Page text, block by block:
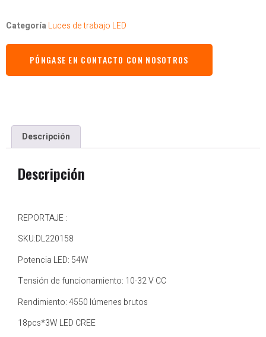
Categoría Luces de trabajo LED
PÓNGASE EN CONTACTO CON NOSOTROS
Descripción
Descripción
REPORTAJE :
SKU:DL220158
Potencia LED: 54W
Tensión de funcionamiento: 10-32 V CC
Rendimiento: 4550 lúmenes brutos
18pcs*3W LED CREE